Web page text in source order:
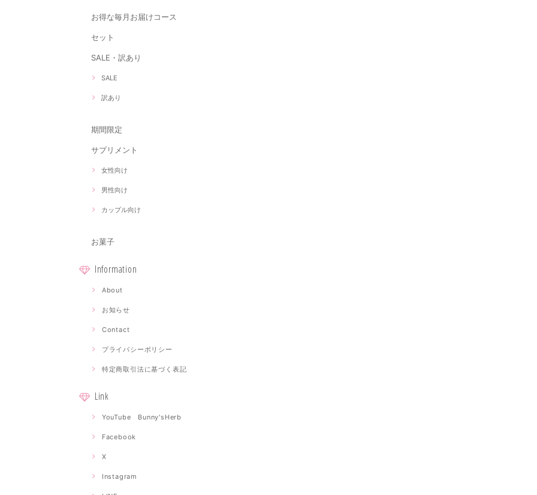
お得な毎月お届けコース
セット
SALE・訳あり
SALE
訳あり
期間限定
サプリメント
女性向け
男性向け
カップル向け
お菓子
Information
About
お知らせ
Contact
プライバシーポリシー
特定商取引法に基づく表記
Link
YouTube Bunny'sHerb
Facebook
X
Instagram